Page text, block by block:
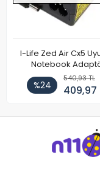
I-Life Zed Air Cx5
Notebook
%24
540,93 TL
409,97